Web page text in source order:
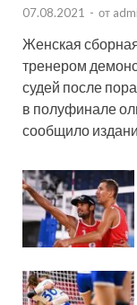
07.08.2021 - от
Женская
тренером
судей после
в полуфинале
сообщило